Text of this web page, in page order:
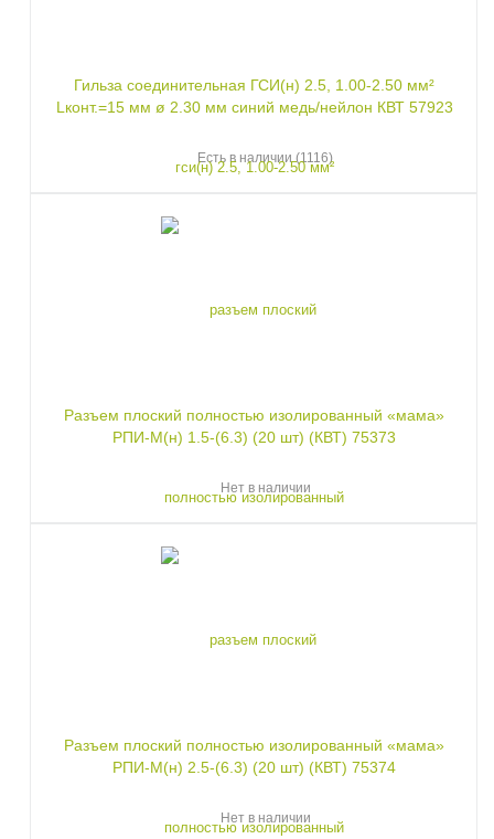
Гильза соединительная ГСИ(н) 2.5, 1.00-2.50 мм²
Lконт.=15 мм ø 2.30 мм синий медь/нейлон КВТ 57923
Есть в наличии (1116)
Разъем плоский полностью изолированный «мама»
РПИ-М(н) 1.5-(6.3) (20 шт) (КВТ) 75373
Нет в наличии
Разъем плоский полностью изолированный «мама»
РПИ-М(н) 2.5-(6.3) (20 шт) (КВТ) 75374
Нет в наличии